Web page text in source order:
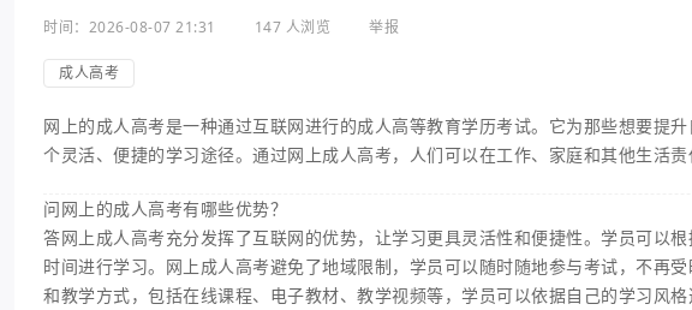
时间：2026-08-07 21:31 147 人浏览 举报
成人高考
网上的成人高考是一种通过互联网进行的成人高等教育学历考试。它为那些想要提
个灵活、便捷的学习途径。通过网上成人高考，人们可以在工作、家庭和其他生活责
问网上的成人高考有哪些优势？
答网上成人高考充分发挥了互联网的优势，让学习更具灵活性和便捷性。学员可以
时间进行学习。网上成人高考避免了地域限制，学员可以随时随地参与考试，不再
和教学方式，包括在线课程、电子教材、教学视频等，学员可以依据自己的学习风